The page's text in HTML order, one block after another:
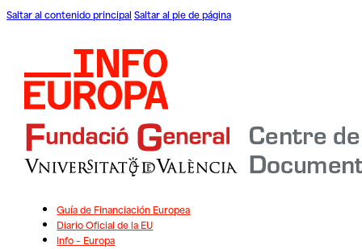
Saltar al contenido principal Saltar al pie de página
Guía de Financiación Europea
Diario Oficial de la EU
Info – Europa